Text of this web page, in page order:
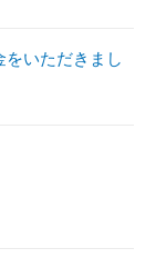
をいただきまし